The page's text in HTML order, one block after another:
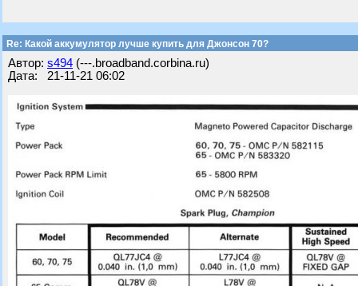
Re: Какой аккумулятор лучше купить для Джонсон 70?
Автор: s494 (---.broadband.corbina.ru)
Дата: 21-11-21 06:02